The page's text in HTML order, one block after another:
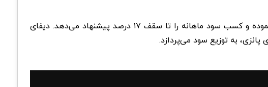
دیفای گروپس (DeFiGroups)به عنوان پلتفرمی شناخته می‌شود که کاربران ارز دیجیتال را به سمت خود دعوت نموده و کسب سود ماهانه را تا سقف ۱۷ درصد پیشنهاد می‌دهد. دیفای
به توزیع سود می‌پردازد.